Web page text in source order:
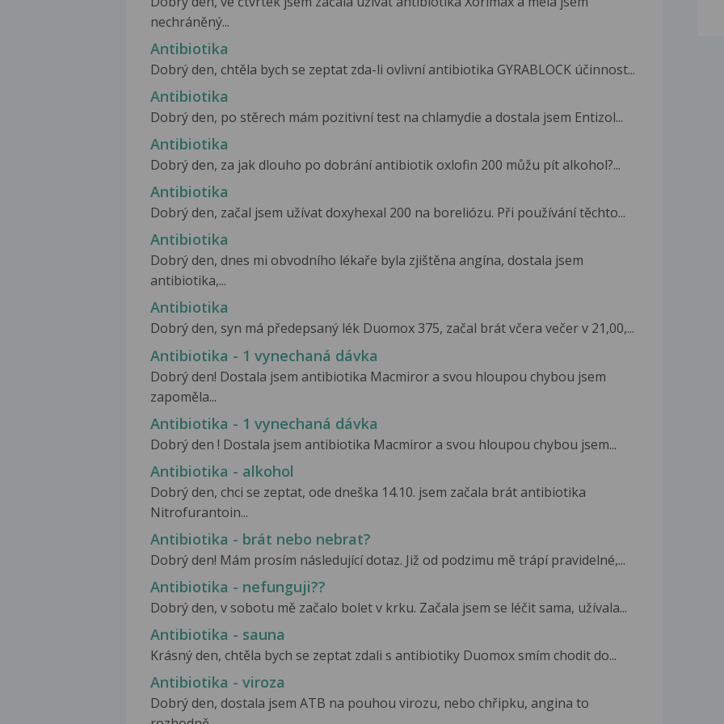
nechráněný...
Antibiotika
Dobrý den, chtěla bych se zeptat zda-li ovlivní antibiotika GYRABLOCK účinnost...
Antibiotika
Dobrý den, po stěrech mám pozitivní test na chlamydie a dostala jsem Entizol...
Antibiotika
Dobrý den, za jak dlouho po dobrání antibiotik oxlofin 200 můžu pít alkohol?...
Antibiotika
Dobrý den, začal jsem užívat doxyhexal 200 na boreliózu. Při používání těchto...
Antibiotika
Dobrý den, dnes mi obvodního lékaře byla zjištěna angína, dostala jsem
antibiotika,...
Antibiotika
Dobrý den, syn má předepsaný lék Duomox 375, začal brát včera večer v 21,00,...
Antibiotika - 1 vynechaná dávka
Dobrý den! Dostala jsem antibiotika Macmiror a svou hloupou chybou jsem
zapoměla...
Antibiotika - 1 vynechaná dávka
Dobrý den ! Dostala jsem antibiotika Macmiror a svou hloupou chybou jsem...
Antibiotika - alkohol
Dobrý den, chci se zeptat, ode dneška 14.10. jsem začala brát antibiotika
Nitrofurantoin...
Antibiotika - brát nebo nebrat?
Dobrý den! Mám prosím následující dotaz. Již od podzimu mě trápí pravidelné,...
Antibiotika - nefunguji??
Dobrý den, v sobotu mě začalo bolet v krku. Začala jsem se léčit sama, užívala...
Antibiotika - sauna
Krásný den, chtěla bych se zeptat zdali s antibiotiky Duomox smím chodit do...
Antibiotika - viroza
Dobrý den, dostala jsem ATB na pouhou virozu, nebo chřipku, angina to